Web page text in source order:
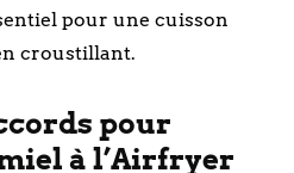
pour une cuisson
croustillant.
pour
à l’Airfryer